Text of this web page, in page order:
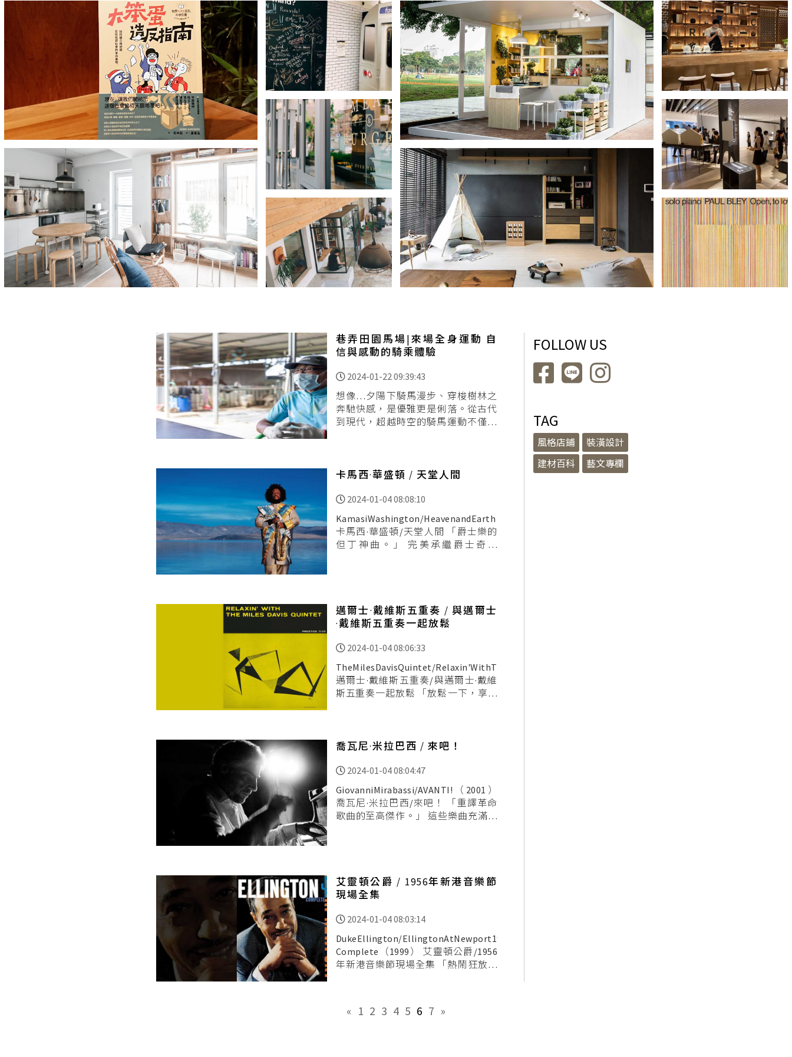
巷弄田園馬場|來場全身運動 自
信與感動的騎乘體驗
2024-01-22 09:39:43
想像…夕陽下騎馬漫步、穿梭樹林之
奔馳快感，是優雅更是俐落。從古代
到現代，超越時空的騎馬運動不僅修
故
卡馬西·華盛頓 / 天堂人間
2024-01-04 08:08:10
KamasiWashington/HeavenandEarth（2018）
卡馬西·華盛頓/天堂人間 「爵士樂的
但丁神曲。」 完美承繼爵士奇人
邁爾士·戴維斯五重奏 / 與邁爾士
·戴維斯五重奏一起放鬆
2024-01-04 08:06:33
TheMilesDavisQuintet/Relaxin'WithTheMilesDavisQuintet（1958）
邁爾士·戴維斯五重奏/與邁爾士·戴維
斯五重奏一起放鬆 「放鬆一下，享受
喬瓦尼·米拉巴西 / 來吧！
2024-01-04 08:04:47
GiovanniMirabassi/AVANTI!（2001）
喬瓦尼·米拉巴西/來吧！ 「重譯革命
歌曲的至高傑作。」 這些樂曲充滿了
艾靈頓公爵 / 1956年新港音樂節
現場全集
2024-01-04 08:03:14
DukeEllington/EllingtonAtNewport1956-
Complete（1999） 艾靈頓公爵/1956
年新港音樂節現場全集 「熱鬧狂放、
FOLLOW US
TAG
風格店鋪
裝潢設計
建材百科
藝文專欄
« 1 2 3 4 5 6 7 »